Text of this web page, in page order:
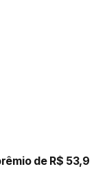
de R$ 53,9